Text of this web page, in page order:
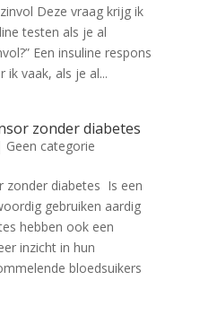
Deze vraag krijg ik
testen als je al
Een insuline respons
vaak, als je al...
zonder diabetes
Geen categorie
zonder diabetes Is een
gebruiken aardig
hebben ook een
inzicht in hun
bloedsuikers